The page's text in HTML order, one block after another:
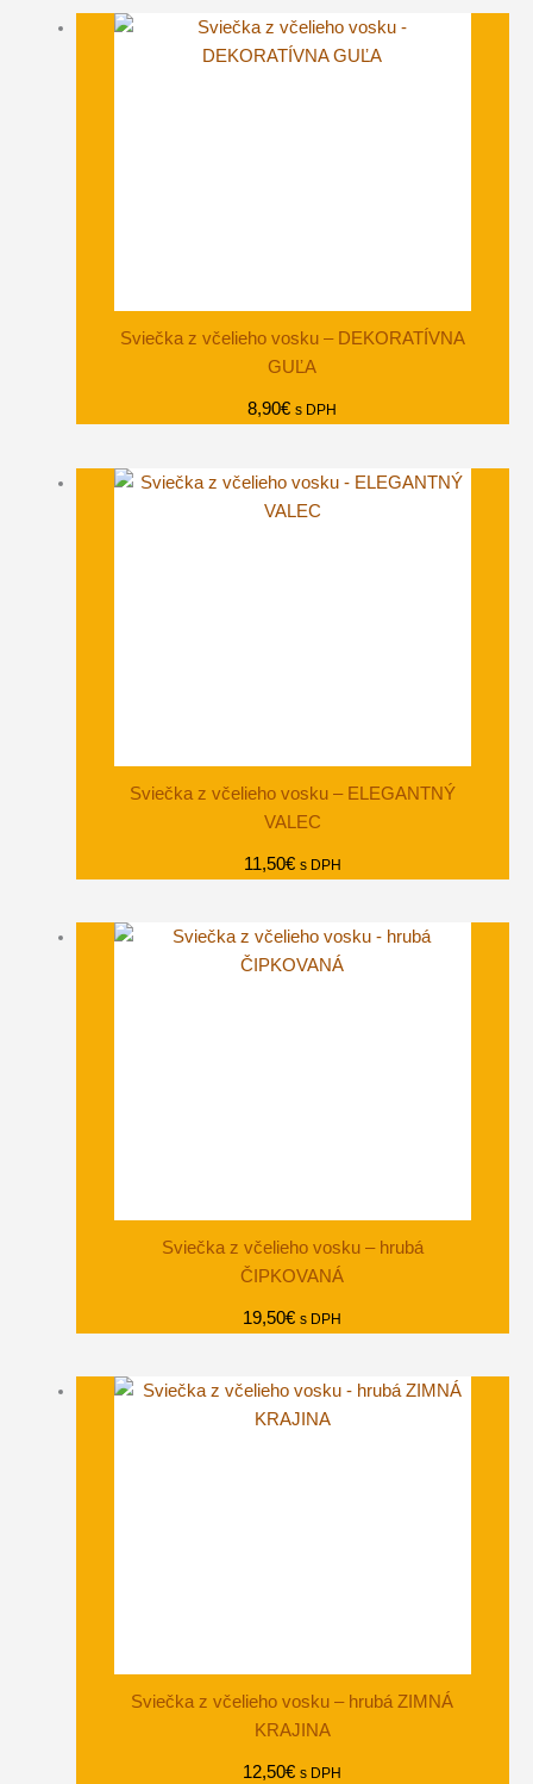
Sviečka z včelieho vosku – DEKORATÍVNA
GUĽA
8,90€ s DPH
Sviečka z včelieho vosku – ELEGANTNÝ
VALEC
11,50€ s DPH
Sviečka z včelieho vosku – hrubá
ČIPKOVANÁ
19,50€ s DPH
Sviečka z včelieho vosku – hrubá ZIMNÁ
KRAJINA
12,50€ s DPH